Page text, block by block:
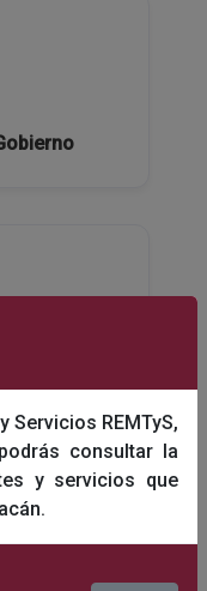
Servicios REMTyS,
consultar la
y servicios que